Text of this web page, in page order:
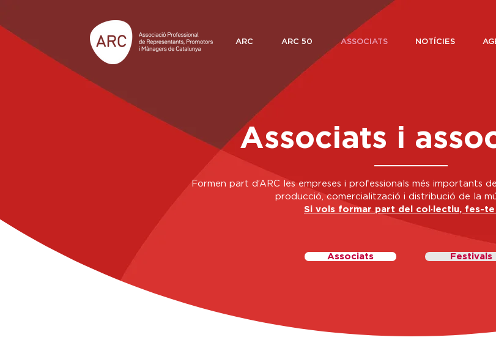
ARC ARC 50 ASSOCIATS NOTÍCIES
Associats i
Formen part d’ARC les empreses i professionals més importants
producció, comercialització i distribució de la
Si vols formar part del col·lectiu, fes-
Associats Festivals